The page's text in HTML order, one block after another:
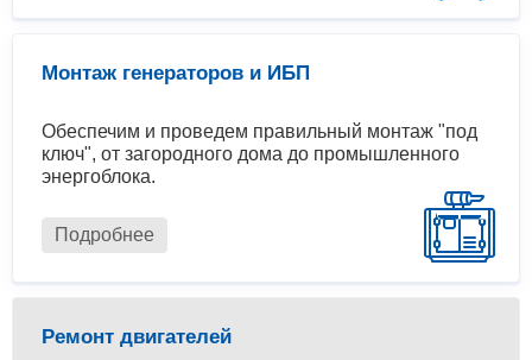
Монтаж генераторов и ИБП
Обеспечим и проведем правильный монтаж "под
ключ", от загородного дома до промышленного
энергоблока.
Подробнее
Ремонт двигателей